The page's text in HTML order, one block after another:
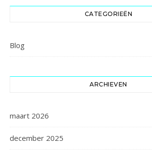
CATEGORIEËN
Blog
ARCHIEVEN
maart 2026
december 2025